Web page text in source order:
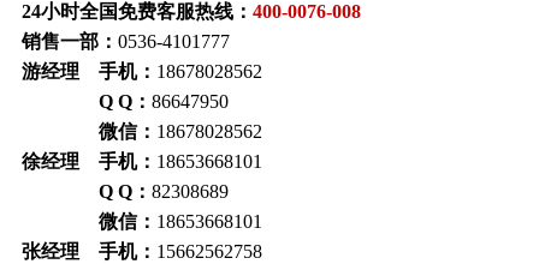
24小时全国免费客服热线： 400-0076-008
销售一部： 0536-4101777
游经理 手机： 18678028562
Q Q： 86647950
微信： 18678028562
徐经理 手机： 18653668101
Q Q： 82308689
微信： 18653668101
张经理 手机： 15662562758